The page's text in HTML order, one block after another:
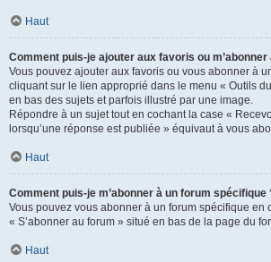
Haut
Comment puis-je ajouter aux favoris ou
Vous pouvez ajouter aux favoris ou vous abonner à
cliquant sur le lien approprié dans le menu « Outils
en bas des sujets et parfois illustré par une image.
Répondre à un sujet tout en cochant la case «
lorsqu’une réponse est publiée » équivaut à vous
Haut
Comment puis-je m’abonner à un forum spécifique
Vous pouvez vous abonner à un forum spécifique en
« S’abonner au forum » situé en bas de la page du
Haut